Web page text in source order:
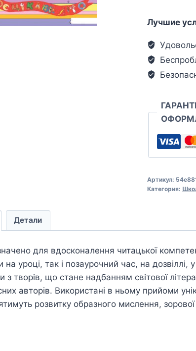
Лучшие
Артикул:
Категория:
Детали
для вдосконалення читацької
на уроці, так і позаурочний час, на
з творів, що стане надбанням світової
авторів. Використані в ньому прийоми
розвитку образного мислення, зорової